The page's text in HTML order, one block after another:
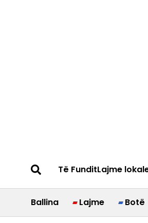
Të FunditLajme
Ballina Lajme Botë